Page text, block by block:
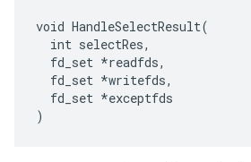
void HandleSelectResult(
  int selectRes,
  fd_set *readfds,
  fd_set *writefds,
  fd_set *exceptfds
)